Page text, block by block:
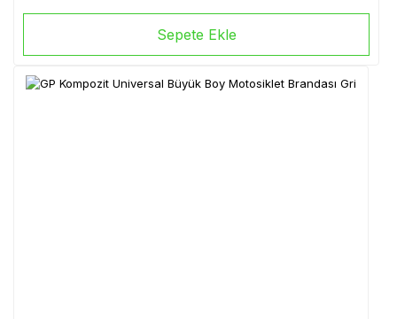
Sepete Ekle